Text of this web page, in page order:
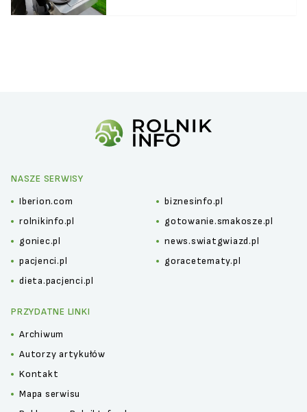
NASZE SERWISY
Iberion.com
biznesinfo.pl
rolnikinfo.pl
gotowanie.smakosze.pl
goniec.pl
news.swiatgwiazd.pl
pacjenci.pl
goracetematy.pl
dieta.pacjenci.pl
PRZYDATNE LINKI
Archiwum
Autorzy artykułów
Kontakt
Mapa serwisu